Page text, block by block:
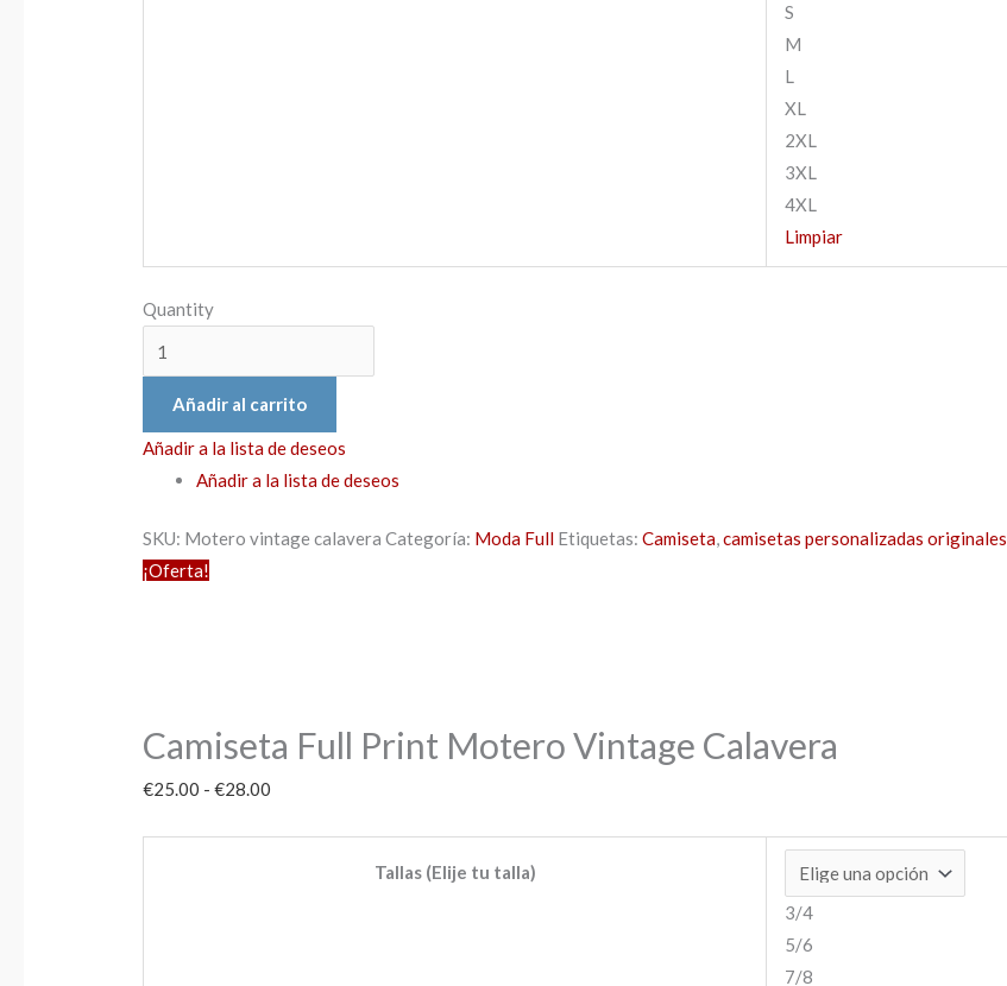
S
M
L
XL
2XL
3XL
4XL
Limpiar
Quantity
Añadir al carrito
Añadir a la lista de deseos
Añadir a la lista de deseos
SKU: Motero vintage calavera Categoría: Moda Full Etiquetas:Camiseta,camisetas personalizadas originales
¡Oferta!
Camiseta Full Print Motero Vintage Calavera
€25.00 - €28.00
Tallas (Elije tu talla)
3/4
5/6
7/8